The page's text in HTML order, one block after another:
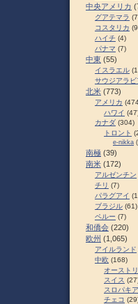
中央アメリカ
グアテマラ
コスタリカ
ハイチ (4)
パナマ (7)
中東 (55)
イスラエル
サウジアラビ
北米 (773)
アメリカ
ハワイ
カナダ (304)
トロント
e-nikka
南極 (39)
南米 (172)
アルゼンチン
チリ (7)
パラグアイ
ブラジル (61)
ペルー (7)
和僑会 (220)
欧州 (1,065)
アイルランド
中欧 (168)
オースト
スイス
スロパキア
チェコ